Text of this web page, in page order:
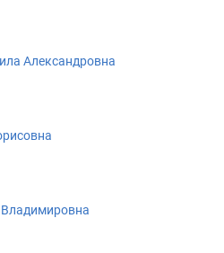
Александровна